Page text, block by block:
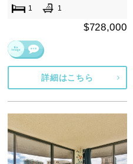
1 1
$728,000
詳細はこちら